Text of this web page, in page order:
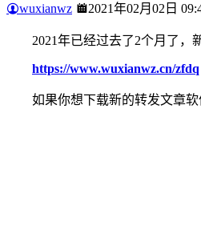
wuxianwz 2021年02月02日
2021年已经过去了2个月了，
https://www.wuxianwz.cn/zfdq
如果你想下载新的转发文章